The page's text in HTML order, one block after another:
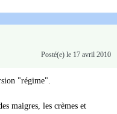
Posté(e) le 17 avril 2010
"régime".
maigres, les crèmes et